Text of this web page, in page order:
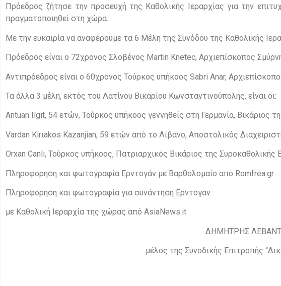
Πρόεδρος ζήτησε την προσευχή της Καθολικής Ιεραρχίας για την
πραγματοποιηθεί στη χώρα.
Με την ευκαιρία να αναφέρουμε τα 6 Μέλη της Συνόδου της Καθολικής
Πρόεδρος είναι ο 72χρονος Σλοβένος Martin Knetec, Αρχιεπίσκοπος
Αντιπρόεδρος είναι ο 60χρονος Τούρκος υπήκοος Sabri Anar,
Τα άλλα 3 μέλη, εκτός του Λατίνου Βικαρίου Κωνσταντινούπολης, είναι οι:
Antuan Ilgit, 54 ετών, Τούρκος υπήκοος γεννηθείς στη Γερμανία, Βικάριος
Vardan Kirιakos Kazanjian, 59 ετών από το Λίβανο, Αποστολικός
Οrxan Canli, Τούρκος υπήκοος, Πατριαρχικός Βικάριος της Συροκαθολικής
Πληροφόρηση και φωτογραφία Ερντογάν με Βαρθολομαίο από Romfrea.gr
Πληροφόρηση και φωτογραφία για συνάντηση Ερντογαν
με Καθολική Ιεραρχία της χώρας από AsiaNews.it
ΔΗΜΗΤΡΗΣ
μέλος της Συνοδικής Επιτροπής